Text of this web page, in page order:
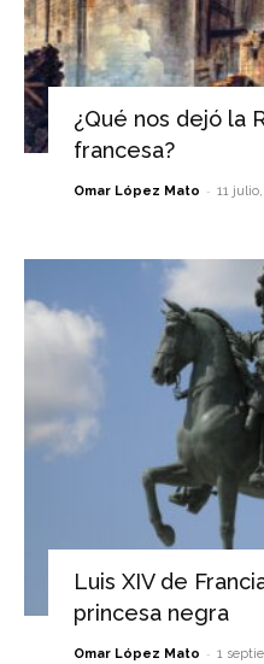
¿Qué nos dejó la
francesa?
Omar López Mato - 11
Luis XIV de
princesa negra
Omar López Mato - 1